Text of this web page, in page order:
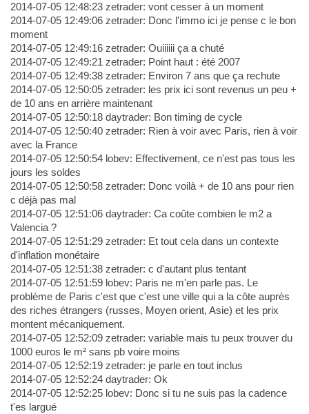
2014-07-05 12:48:23 zetrader: vont cesser à un moment
2014-07-05 12:49:06 zetrader: Donc l'immo ici je pense c le bon
moment
2014-07-05 12:49:16 zetrader: Ouiiiiii ça a chuté
2014-07-05 12:49:21 zetrader: Point haut : été 2007
2014-07-05 12:49:38 zetrader: Environ 7 ans que ça rechute
2014-07-05 12:50:05 zetrader: les prix ici sont revenus un peu +
de 10 ans en arrière maintenant
2014-07-05 12:50:18 daytrader: Bon timing de cycle
2014-07-05 12:50:40 zetrader: Rien à voir avec Paris, rien à voir
avec la France
2014-07-05 12:50:54 lobev: Effectivement, ce n'est pas tous les
jours les soldes
2014-07-05 12:50:58 zetrader: Donc voilà + de 10 ans pour rien
c déjà pas mal
2014-07-05 12:51:06 daytrader: Ca coûte combien le m2 a
Valencia ?
2014-07-05 12:51:29 zetrader: Et tout cela dans un contexte
d'inflation monétaire
2014-07-05 12:51:38 zetrader: c d'autant plus tentant
2014-07-05 12:51:59 lobev: Paris ne m'en parle pas. Le
problème de Paris c'est que c'est une ville qui a la côte auprès
des riches étrangers (russes, Moyen orient, Asie) et les prix
montent mécaniquement.
2014-07-05 12:52:09 zetrader: variable mais tu peux trouver du
1000 euros le m² sans pb voire moins
2014-07-05 12:52:19 zetrader: je parle en tout inclus
2014-07-05 12:52:24 daytrader: Ok
2014-07-05 12:52:25 lobev: Donc si tu ne suis pas la cadence
t'es largué